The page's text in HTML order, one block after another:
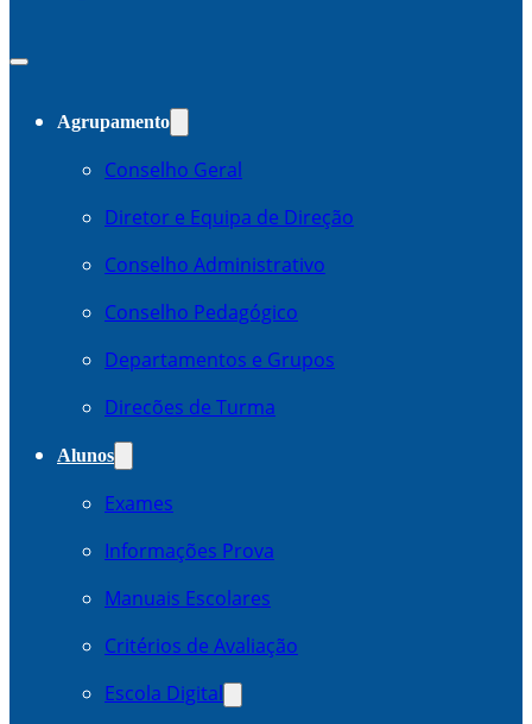
Agrupamento
Conselho Geral
Diretor e Equipa de Direção
Conselho Administrativo
Conselho Pedagógico
Departamentos e Grupos
Direcões de Turma
Alunos
Exames
Informações Prova
Manuais Escolares
Critérios de Avaliação
Escola Digital